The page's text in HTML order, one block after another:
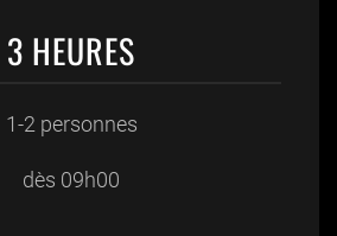
3 HEURES
1-2 personnes
dès 09h00